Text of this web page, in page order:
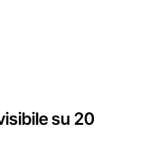
su 20